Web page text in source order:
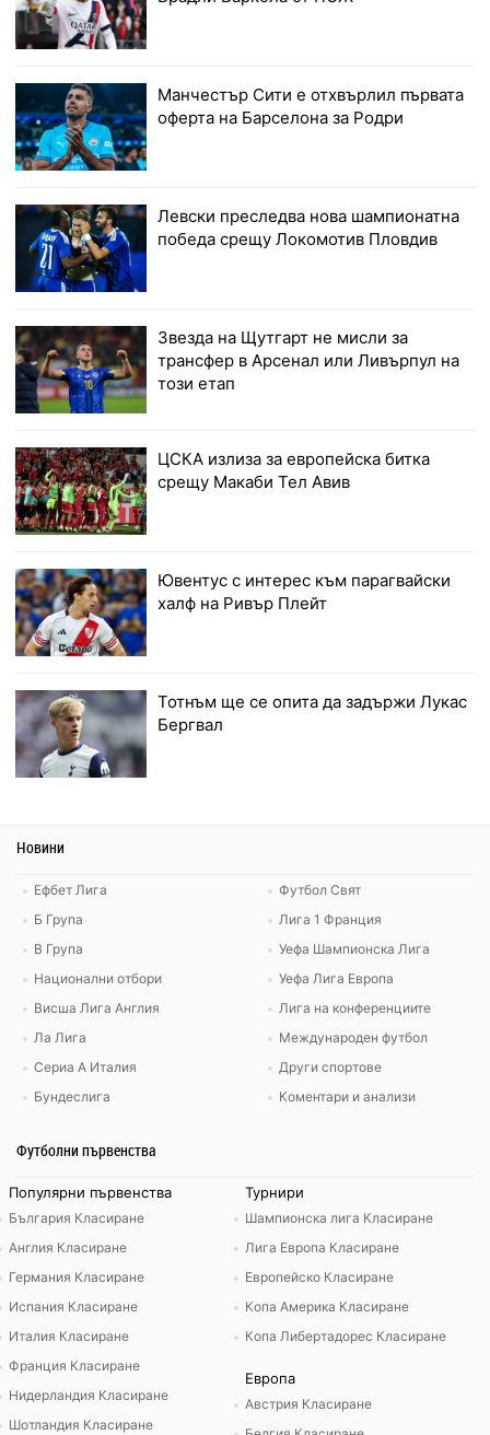
Манчестър Сити е отхвърлил първата
оферта на Барселона за Родри
Левски преследва нова шампионатна
победа срещу Локомотив Пловдив
Звезда на Щутгарт не мисли за
трансфер в Арсенал или Ливърпул на
този етап
ЦСКА излиза за европейска битка
срещу Макаби Тел Авив
Ювентус с интерес към парагвайски
халф на Ривър Плейт
Тотнъм ще се опита да задържи Лукас
Бергвал
Новини
Ефбет Лига
Б Група
В Група
Национални отбори
Висша Лига Англия
Ла Лига
Сериа А Италия
Бундеслига
Футбол Свят
Лига 1 Франция
Уефа Шампионска Лига
Уефа Лига Европа
Лига на конференциите
Международен футбол
Други спортове
Коментари и анализи
Футболни първенства
Популярни първенства
България Класиране
Англия Класиране
Германия Класиране
Испания Класиране
Италия Класиране
Франция Класиране
Нидерландия Класиране
Шотландия Класиране
Турнири
Шампионска лига Класиране
Лига Европа Класиране
Европейско Класиране
Копа Америка Класиране
Копа Либертадорес Класиране
Европа
Австрия Класиране